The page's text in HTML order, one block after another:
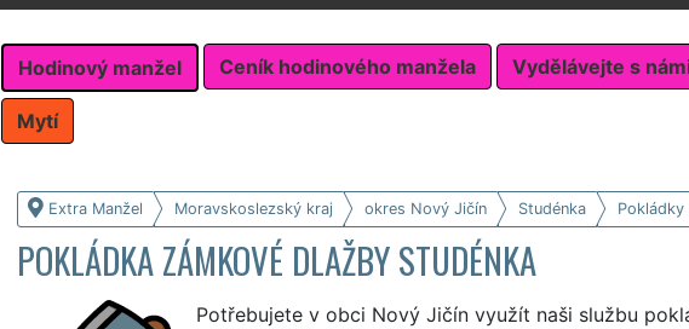
Hodinový manžel Ceník hodinového manžela Vydělávejte s
Mytí
Extra Manžel Moravskoslezský kraj okres Nový Jičín Studénka
POKLÁDKA ZÁMKOVÉ DLAŽBY STUDÉNKA
Potřebujete v obci Nový Jičín využít naši službu